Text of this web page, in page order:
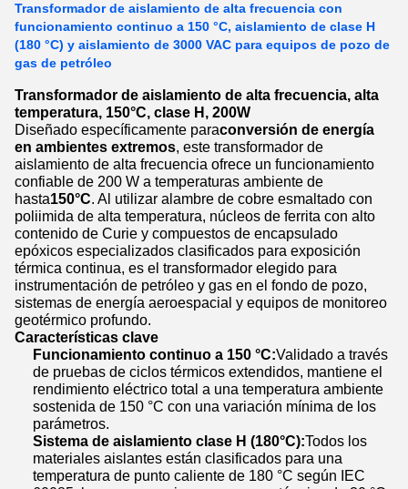
Transformador de aislamiento de alta frecuencia con
funcionamiento continuo a 150 °C, aislamiento de clase H
(180 °C) y aislamiento de 3000 VAC para equipos de pozo de
gas de petróleo
Transformador de aislamiento de alta frecuencia, alta
temperatura, 150°C, clase H, 200W
Diseñado específicamente paraconversión de energía
en ambientes extremos, este transformador de
aislamiento de alta frecuencia ofrece un funcionamiento
confiable de 200 W a temperaturas ambiente de
hasta150°C. Al utilizar alambre de cobre esmaltado con
poliimida de alta temperatura, núcleos de ferrita con alto
contenido de Curie y compuestos de encapsulado
epóxicos especializados clasificados para exposición
térmica continua, es el transformador elegido para
instrumentación de petróleo y gas en el fondo de pozo,
sistemas de energía aeroespacial y equipos de monitoreo
geotérmico profundo.
Características clave
Funcionamiento continuo a 150 °C:Validado a través
de pruebas de ciclos térmicos extendidos, mantiene el
rendimiento eléctrico total a una temperatura ambiente
sostenida de 150 °C con una variación mínima de los
parámetros.
Sistema de aislamiento clase H (180°C):Todos los
materiales aislantes están clasificados para una
temperatura de punto caliente de 180 °C según IEC